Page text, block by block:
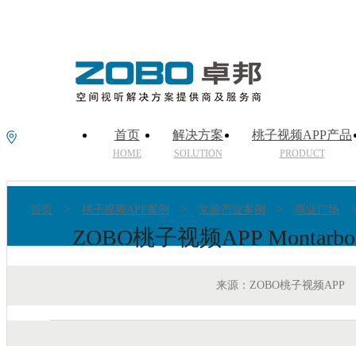
首页
HOME
解决方案
SOLUTION
桃子视频APP产品
PRODUCT
首页 > 桃子视频APP案例 > 文旅产业案例 > 商业广场
ZOBO桃子视频APP
来源：ZOBO桃子视频APP